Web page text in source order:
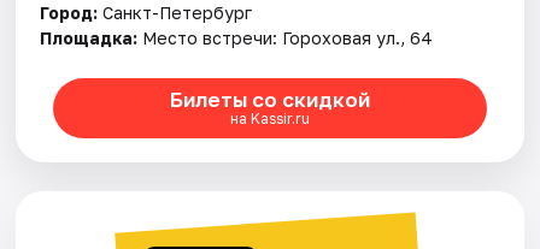
Рейтинги
Город: Санкт-Петербург
Площадка: Место встречи: Гороховая ул., 64
Билеты со скидкой
на Kassir.ru